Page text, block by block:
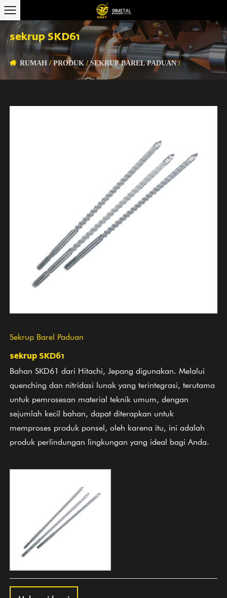
sekrup SKD61
RUMAH /PRODUK /SEKRUP BAREL PADUAN/
Sekrup Barel Paduan
sekrup SKD61
Bahan SKD61 dari Hitachi, Jepang digunakan. Melalui
quenching dan nitridasi lunak yang terintegrasi, terutama
untuk pemrosesan material teknik umum, dengan
sejumlah kecil bahan, dapat diterapkan untuk
memproses produk ponsel, oleh karena itu, ini adalah
produk perlindungan lingkungan yang ideal bagi Anda.